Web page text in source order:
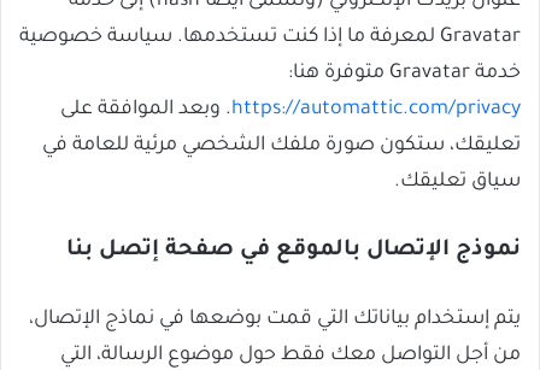
Gravatar لمعرفة ما إذا كنت تستخدمها. سياسة خصوصية
خدمة Gravatar متوفرة هنا:
https://automattic.com/privacy. وبعد الموافقة على
تعليقك، ستكون صورة ملفك الشخصي مرئية للعامة في
سياق تعليقك.
نموذج الإتصال بالموقع في صفحة إتصل بنا
يتم إستخدام بياناتك التي قمت بوضعها في نماذج الإتصال،
من أجل التواصل معك فقط حول موضوع الرسالة، التي